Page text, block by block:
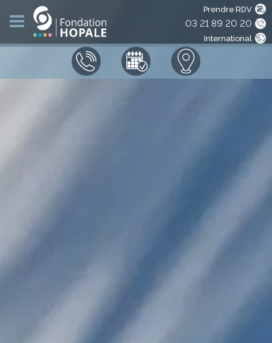
Prendre RDV
03 21 89 20 20
International